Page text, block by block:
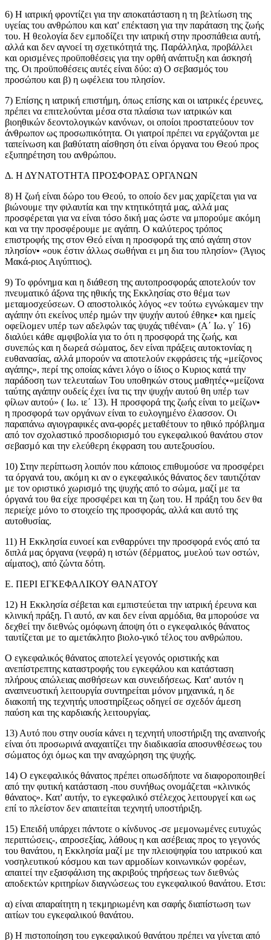
6) Η ιατρική φροντίζει για την αποκατάσταση η τη βελτίωση της
υγείας του ανθρώπου και κατ' επέκταση για την παράταση της ζωής
του. Η θεολογία δεν εμποδίζει την ιατρική στην προσπάθεια αυτή,
αλλά και δεν αγνοεί τη σχετικότητά της. Παράλληλα, προβάλλει
και ορισμένες προϋποθέσεις για την ορθή ανάπτυξη και άσκησή
της. Οι προϋποθέσεις αυτές είναι δύο: α) Ο σεβασμός του
προσώπου και β) η ωφέλεια του πλησίον.
7) Επίσης η ιατρική επιστήμη, όπως επίσης και οι ιατρικές έρευνες,
πρέπει να επιτελούνται μέσα στα πλαίσια των ιατρικών και
βιοηθικών δεοντολογικών κανόνων, οι οποίοι προστατεύουν τον
άνθρωπον ως προσωπικότητα. Οι γιατροί πρέπει να εργάζονται με
ταπείνωση και βαθύτατη αίσθηση ότι είναι όργανα του Θεού προς
εξυπηρέτηση του ανθρώπου.
Δ. Η ΔΥΝΑΤΟΤΗΤΑ ΠΡΟΣΦΟΡΑΣ ΟΡΓΑΝΩΝ
8) Η ζωή είναι δώρο του Θεού, το οποίο δεν μας χαρίζεται για να
βιώνουμε την φιλαυτία και την κτητικότητά μας, αλλά μας
προσφέρεται για να είναι τόσο δική μας ώστε να μπορούμε ακόμη
και να την προσφέρουμε με αγάπη. Ο καλύτερος τρόπος
επιστροφής της στον Θεό είναι η προσφορά της από αγάπη στον
πλησίον• «ουκ έστιν άλλως σωθήναι ει μη δια του πλησίον» (Άγιος
Μακά-ριος Αιγύπτιος).
9) Το φρόνημα και η διάθεση της αυτοπροσφοράς αποτελούν τον
πνευματικό άξονα της ηθικής της Εκκλησίας στο θέμα των
μεταμοσχεύσεων. Ο αποστολικός λόγος «εν τούτω εγνώκαμεν την
αγάπην ότι εκείνος υπέρ ημών την ψυχήν αυτού έθηκε• και ημείς
οφείλομεν υπέρ των αδελφών τας ψυχάς τιθέναι» (Α´ Ιω. γ´ 16)
διαλύει κάθε αμφιβολία για το ότι η προσφορά της ζωής, και
συνεπώς και η δωρεά σώματος, δεν είναι πράξεις αυτοκτονίας η
ευθανασίας, αλλά μπορούν να αποτελούν εκφράσεις τής «μείζονος
αγάπης», περί της οποίας κάνει λόγο ο ίδιος ο Κυριος κατά την
παράδοση των τελευταίων Του υποθηκών στους μαθητές•«μείζονα
ταύτης αγάπην ουδείς έχει ίνα τις την ψυχήν αυτού θη υπέρ των
φίλων αυτού» ( Ιω. ιε´ 13). Η προσφορά της ζωής είναι το μείζων•
η προσφορά των οργάνων είναι το ευλογημένο έλασσον. Οι
παραπάνω αγιογραφικές ανα-φορές μεταθέτουν το ηθικό πρόβλημα
από τον σχολαστικό προσδιορισμό του εγκεφαλικού θανάτου στον
σεβασμό και την ελεύθερη έκφραση του αυτεξουσίου.
10) Στην περίπτωση λοιπόν που κάποιος επιθυμούσε να προσφέρει
τα όργανά του, ακόμη κι αν ο εγκεφαλικός θάνατος δεν ταυτιζόταν
με τον οριστικό χωρισμό της ψυχής από το σώμα, μαζί με τα
όργανά του θα είχε προσφέρει και τη ζωη του. Η πράξη του δεν θα
περιείχε μόνο το στοιχείο της προσφοράς, αλλά και αυτό της
αυτοθυσίας.
11) Η Εκκλησία ευνοεί και ενθαρρύνει την προσφορά ενός από τα
διπλά μας όργανα (νεφρά) η ιστών (δέρματος, μυελού των οστών,
αίματος), από ζώντα δότη.
Ε. ΠΕΡΙ ΕΓΚΕΦΑΛΙΚΟΥ ΘΑΝΑΤΟΥ
12) Η Εκκλησία σέβεται και εμπιστεύεται την ιατρική έρευνα και
κλινική πράξη. Γι αυτό, αν και δεν είναι αρμόδια, θα μπορούσε να
δεχθεί την διεθνώς ομόφωνη άποψη ότι ο εγκεφαλικός θάνατος
ταυτίζεται με το αμετάκλητο βιολο-γικό τέλος του ανθρώπου.
Ο εγκεφαλικός θάνατος αποτελεί γεγονός οριστικής και
ανεπίστρεπτης καταστροφής του εγκεφάλου και κατάσταση
πλήρους απώλειας αισθήσεων και συνειδήσεως. Κατ' αυτόν η
αναπνευστική λειτουργία συντηρείται μόνον μηχανικά, η δε
διακοπή της τεχνητής υποστηρίξεως οδηγεί σε σχεδόν άμεση
παύση και της καρδιακής λειτουργίας.
13) Αυτό που στην ουσία κάνει η τεχνητή υποστήριξη της αναπνοής
είναι ότι προσωρινά αναχαιτίζει την διαδικασία αποσυνθέσεως του
σώματος όχι όμως και την αναχώρηση της ψυχής.
14) Ο εγκεφαλικός θάνατος πρέπει οπωσδήποτε να διαφοροποιηθεί
από την φυτική κατάσταση -που συνήθως ονομάζεται «κλινικός
θάνατος». Κατ' αυτήν, το εγκεφαλικό στέλεχος λειτουργεί και ως
επί το πλείστον δεν απαιτείται τεχνητή υποστήριξη.
15) Επειδή υπάρχει πάντοτε ο κίνδυνος -σε μεμονωμένες ευτυχώς
περιπτώσεις-, απροσεξίας, λάθους η και ασέβειας προς το γεγονός
του θανάτου, η Εκκλησία μαζί με την πλειοψηφία του ιατρικού και
νοσηλευτικού κόσμου και των αρμοδίων κοινωνικών φορέων,
απαιτεί την εξασφάλιση της ακριβούς τηρήσεως των διεθνώς
αποδεκτών κριτηρίων διαγνώσεως του εγκεφαλικού θανάτου. Ετσι:
α) είναι απαραίτητη η τεκμηριωμένη και σαφής διαπίστωση των
αιτίων του εγκεφαλικού θανάτου.
β) Η πιστοποίηση του εγκεφαλικού θανάτου πρέπει να γίνεται από